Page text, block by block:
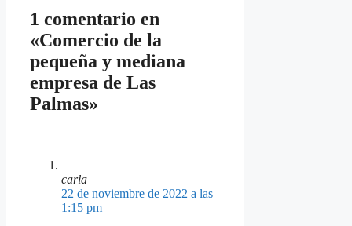
1 comentario en
«Comercio de la
pequeña y mediana
empresa de Las
Palmas»
carla
22 de noviembre de 2022 a las
1:15 pm